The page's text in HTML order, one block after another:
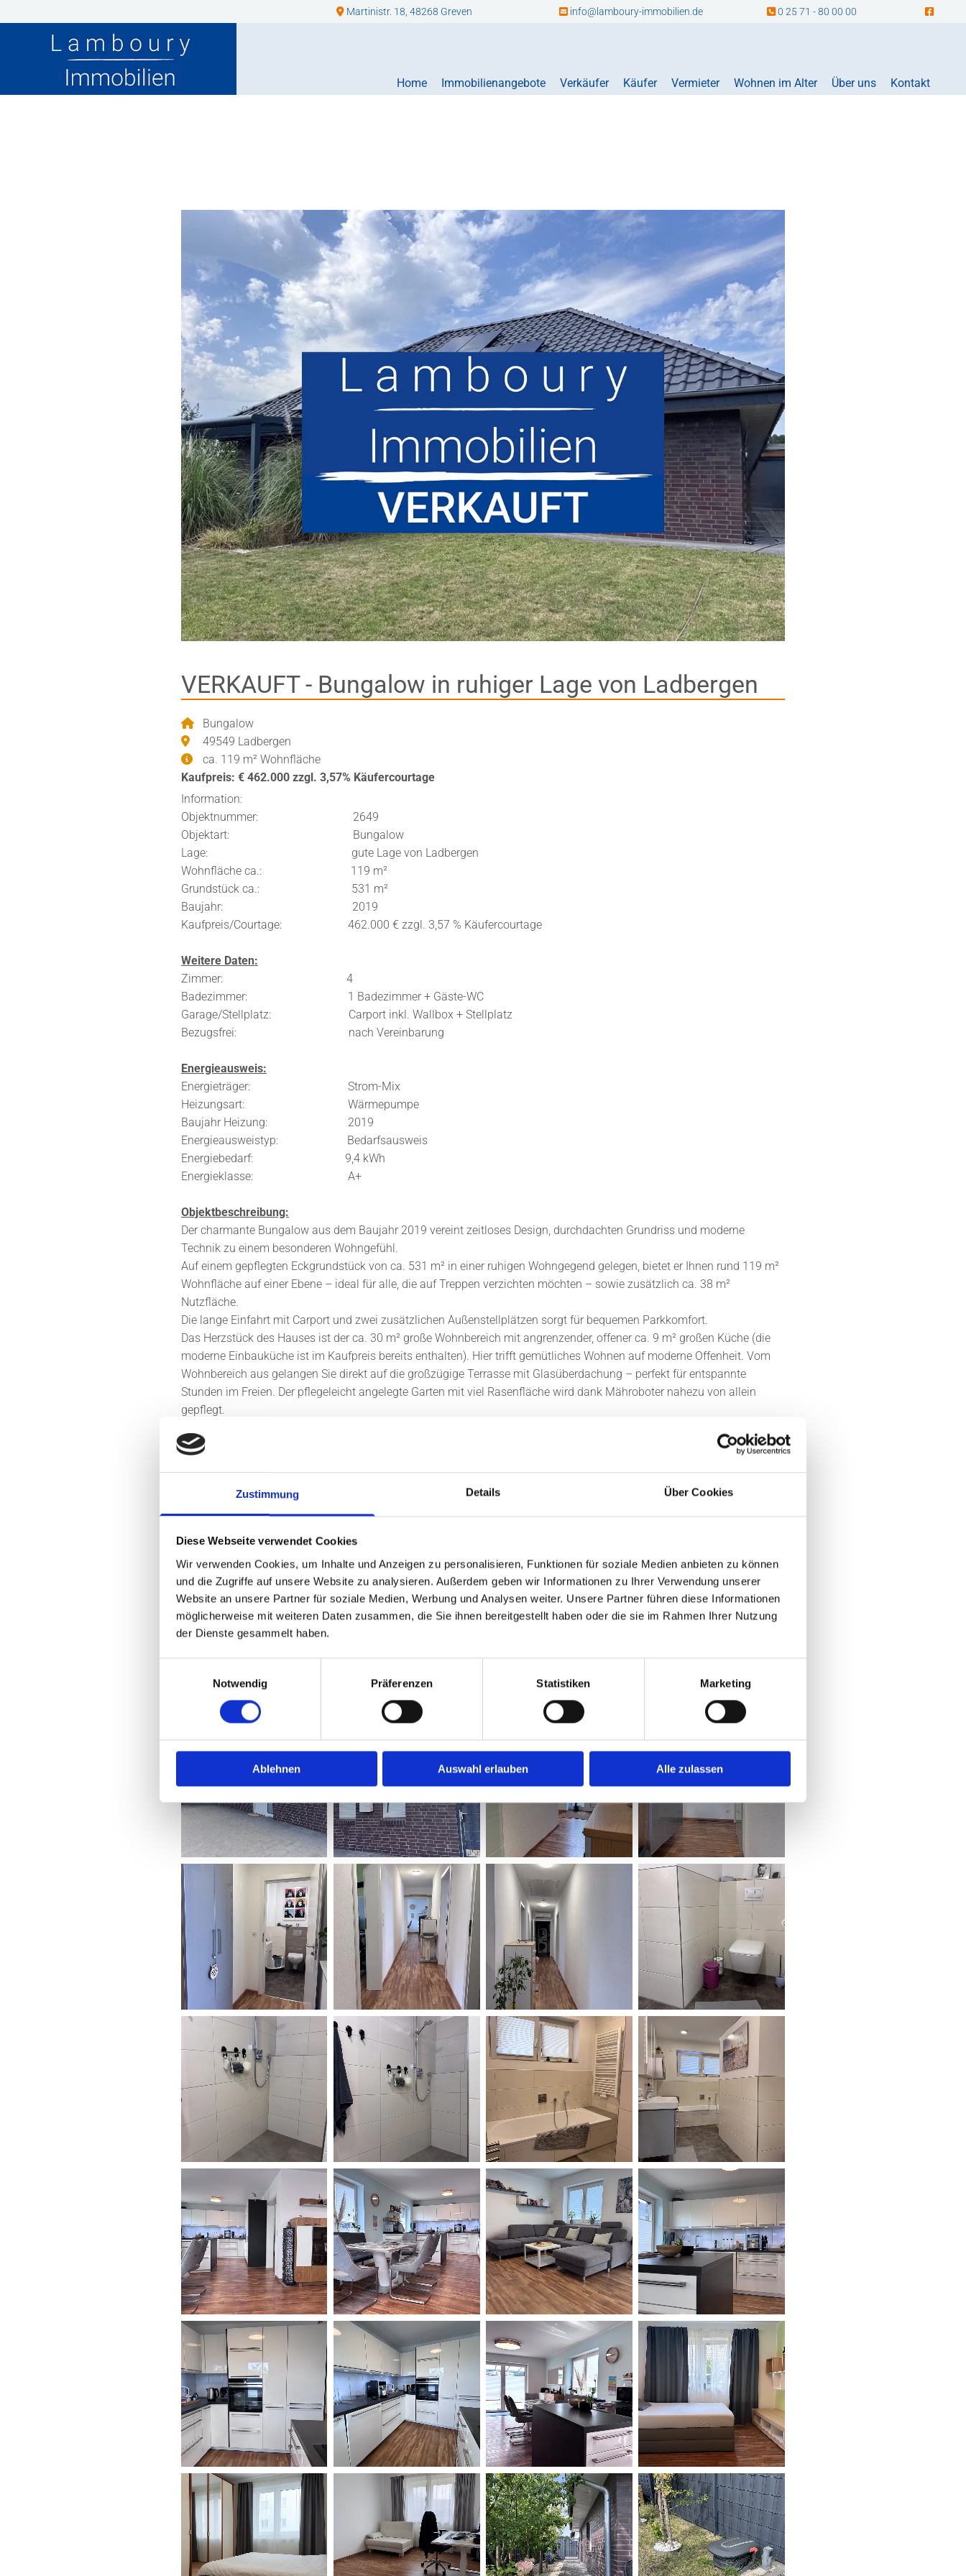
Zustimmung Details Über Cookies
Diese Webseite verwendet Cookies
Wir verwenden Cookies, um Inhalte und Anzeigen zu personalisieren, Funktionen für soziale Medien anbieten zu können
und die Zugriffe auf unsere Website zu analysieren. Außerdem geben wir Informationen zu Ihrer Verwendung unserer
Website an unsere Partner für soziale Medien, Werbung und Analysen weiter. Unsere Partner führen diese Informationen
möglicherweise mit weiteren Daten zusammen, die Sie ihnen bereitgestellt haben oder die sie im Rahmen Ihrer Nutzung
der Dienste gesammelt haben.
Notwendig
Präferenzen Statistiken Marketing
Ablehnen Auswahl erlauben Alle zulassen
 Martinistr. 18, 48268 Greven  info@lamboury-immobilien.de  0 25 71 - 80 00 00 
Home Immobilienangebote Verkäufer Käufer Vermieter Wohnen im Alter Über uns Kontakt
VERKAUFT - Bungalow in ruhiger Lage von Ladbergen
Bungalow
49549 Ladbergen
ca. 119 m² Wohnfläche
Kaufpreis: € 462.000 zzgl. 3,57% Käufercourtage
Information:
Objektnummer: 2649
Objektart: Bungalow
Lage: gute Lage von Ladbergen
Wohnfläche ca.: 119 m²
Grundstück ca.: 531 m²
Baujahr: 2019
Kaufpreis/Courtage: 462.000 € zzgl. 3,57 % Käufercourtage
Weitere Daten:
Zimmer: 4
Badezimmer: 1 Badezimmer + Gäste-WC
Garage/Stellplatz: Carport inkl. Wallbox + Stellplatz
Bezugsfrei: nach Vereinbarung
Energieausweis:
Energieträger: Strom-Mix
Heizungsart: Wärmepumpe
Baujahr Heizung: 2019
Energieausweistyp: Bedarfsausweis
Energiebedarf: 9,4 kWh
Energieklasse: A+
Objektbeschreibung:
Der charmante Bungalow aus dem Baujahr 2019 vereint zeitloses Design, durchdachten Grundriss und moderne
Technik zu einem besonderen Wohngefühl.
Auf einem gepflegten Eckgrundstück von ca. 531 m² in einer ruhigen Wohngegend gelegen, bietet er Ihnen rund 119 m²
Wohnfläche auf einer Ebene – ideal für alle, die auf Treppen verzichten möchten – sowie zusätzlich ca. 38 m²
Nutzfläche.
Die lange Einfahrt mit Carport und zwei zusätzlichen Außenstellplätzen sorgt für bequemen Parkkomfort.
Das Herzstück des Hauses ist der ca. 30 m² große Wohnbereich mit angrenzender, offener ca. 9 m² großen Küche (die
moderne Einbauküche ist im Kaufpreis bereits enthalten). Hier trifft gemütliches Wohnen auf moderne Offenheit. Vom
Wohnbereich aus gelangen Sie direkt auf die großzügige Terrasse mit Glasüberdachung – perfekt für entspannte
Stunden im Freien. Der pflegeleicht angelegte Garten mit viel Rasenfläche wird dank Mähroboter nahezu von allein
gepflegt.
sowie ein Elternschlafzimmer mit ca. 13 m². Das zeitlos moderne Tageslichtbad ist ausgestattet mit bodengleicher
den PV-Speicher. Mit der leistungsstarken 9,6 kW Photovoltaikanlage und eigenem Speicher produzieren und nutzen Sie
Ihren eigenen Strom – eine nahezu autarke Lösung, die Energiekosten nachhaltig reduziert. Eine Lüftungsanlage mit
Wärmerückgewinnung sorgt zudem für gefilterte, vorgewärmte Frischluft und steigert die Energieeffizienz. Zur
die Komfort und Langlebigkeit garantiert. Ein moderner, energieeffizienter Bungalow in begehrter, ruhiger Lage – perfekt
für Paare, Familien oder alle, die barrierearmes Wohnen mit Komfort und Technik auf neuestem Stand verbinden
Exposè